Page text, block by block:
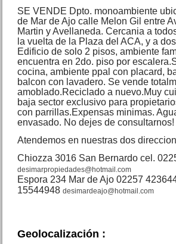
Triplex 4 amb Av. Mitre 1813
San Bernardo
Precio : U$S 65 .000
Dpto. 3 amb. Rivadavia 416
SE VENDE Dpto. monoambiente
de Mar de Ajo calle Melon Gil entre
Martin y Avellaneda. Cercania a
la vuelta de la Plaza del ACA, y a
Edificio de solo 2 pisos, ambiente
encuentra en 2do. piso por
cocina, ambiente ppal con placard,
balcon con lavadero. Se vende
amoblado.Reciclado a nuevo.Muy
baja sector exclusivo para
con parrillas.Expensas minimas.
envasado. No dejes de consultarnos!
Atendemos en nuestras dos
Chiozza 3016 San Bernardo cel.
desimarpropiedades@hotmail.com
Espora 234 Mar de Ajo 02257
15544948desimardeajo@hotmail.com
Geolocalización :